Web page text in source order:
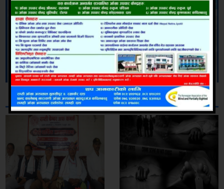
सम्बन्धित